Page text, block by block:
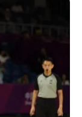
Lőttek
és a